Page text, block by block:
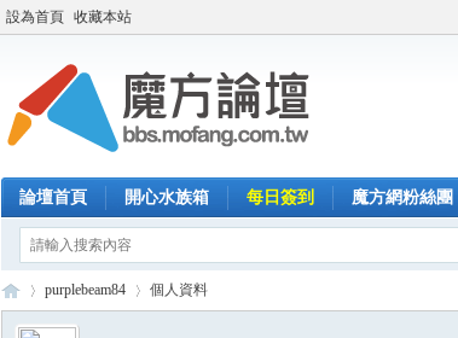
設為首頁 收藏本站
論壇首頁 開心水族箱 每日簽到 魔方網粉絲團
purplebeam84 個人資料